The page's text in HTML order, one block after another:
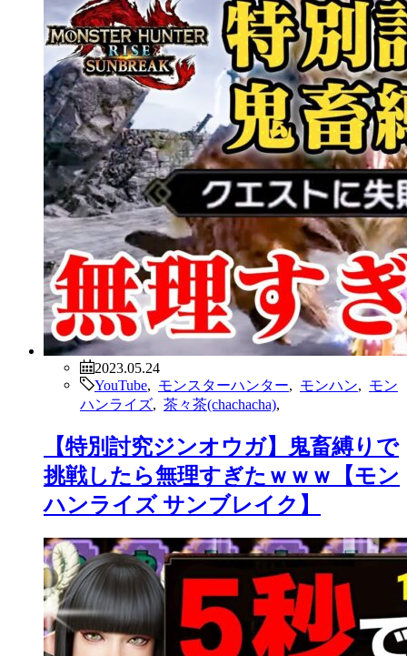
2023.05.24
YouTube
モンスターハンター モンハン
モン
ハンライズ
茶々茶(chachacha)
【特別討究ジンオウガ】鬼畜縛りで
挑戦したら無理すぎたｗｗｗ【モン
ハンライズ サンブレイク】